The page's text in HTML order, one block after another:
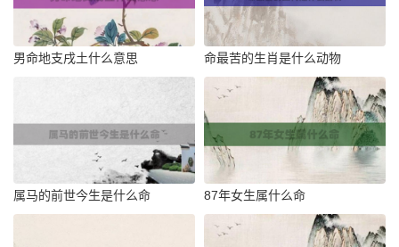
男命地支戌土什么意思 命最苦的生肖是什么动物
属马的前世今生是什么命 87年女生属什么命